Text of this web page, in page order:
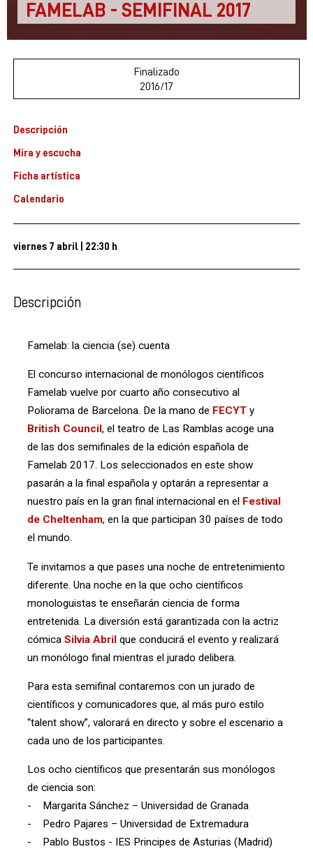
FAMELAB - SEMIFINAL 2017
Finalizado
2016/17
Descripción
Mira y escucha
Ficha artística
Calendario
viernes 7 abril 22:30 h
Descripción
Famelab: la ciencia (se) cuenta
El concurso internacional de monólogos científicos
Famelab vuelve por cuarto año consecutivo al
Poliorama de Barcelona. De la mano de FECYT y
British Council , el teatro de Las Ramblas acoge una
de las dos semifinales de la edición española de
Famelab 2017. Los seleccionados en este show
pasarán a la final española y optarán a representar a
nuestro país en la gran final internacional en el
Festival
de Cheltenham, en la que participan 30 países de todo
el mundo.
Te invitamos a que pases una noche de entretenimiento
diferente. Una noche en la que ocho científicos
monologuistas te enseñarán ciencia de forma
entretenida. La diversión está garantizada con la actriz
cómica Silvia Abril que conducirá el evento y realizará
un monólogo final mientras el jurado delibera.
Para esta semifinal contaremos con un jurado de
científicos y comunicadores que, al más puro estilo
“talent show”, valorará en directo y sobre el escenario a
cada uno de los participantes.
Los ocho científicos que presentarán sus monólogos
de ciencia son:
- Margarita Sánchez – Universidad de Granada
- Pedro Pajares – Universidad de Extremadura
- Pablo Bustos - IES Principes de Asturias (Madrid)